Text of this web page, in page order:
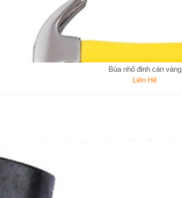
Búa nhổ đinh cán vàng
Liên Hệ